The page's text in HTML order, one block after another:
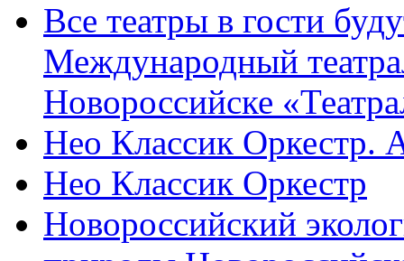
Все театры в гости
Международный
Новороссийске
Нео Классик Оркестр.
Нео Классик Оркестр
Новороссийский